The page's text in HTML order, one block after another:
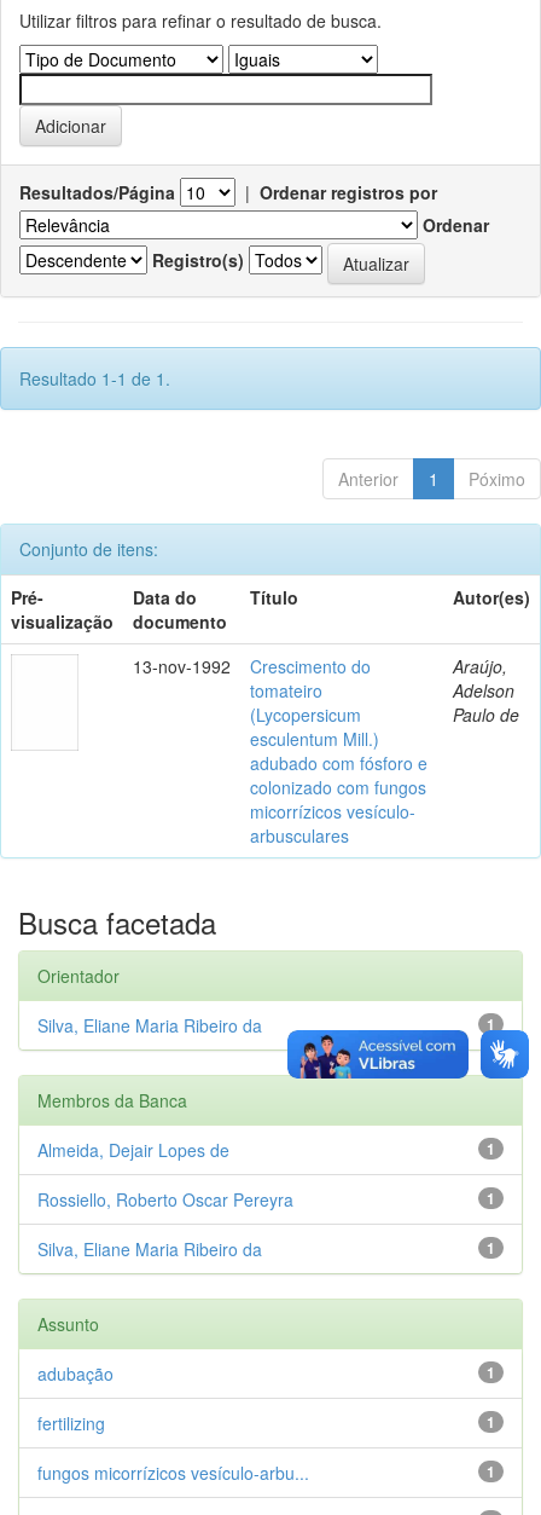
Utilizar filtros para refinar o resultado de busca.
Resultados/Página | Ordenar registros por
Ordenar
Registro(s)
Resultado 1-1 de 1.
Anterior 1 Póximo
Conjunto de itens:
Pré-
visualização
Data do
documento
Título Autor(es)
13-nov-1992
Crescimento do
tomateiro
(Lycopersicum
esculentum Mill.)
adubado com fósforo e
colonizado com fungos
micorrízicos vesículo-
arbusculares
Araújo,
Adelson
Paulo de
Busca facetada
Orientador
1
Silva, Eliane Maria Ribeiro da
Membros da Banca
1
Almeida, Dejair Lopes de
1
Rossiello, Roberto Oscar Pereyra
1
Silva, Eliane Maria Ribeiro da
Assunto
1
adubação
1
fertilizing
1
fungos micorrízicos vesículo-arbu...